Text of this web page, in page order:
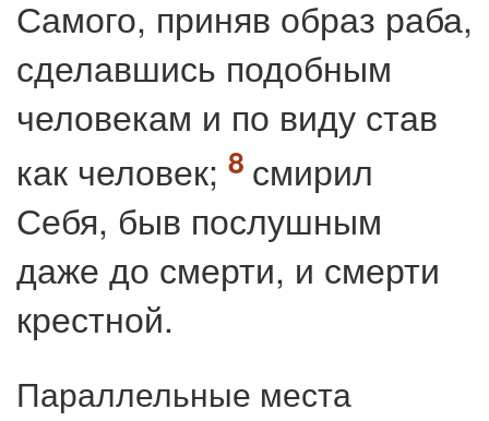
Самого, приняв образ раба,
сделавшись подобным
человекам и по виду став
как человек;
смирил
Себя, быв послушным
даже до смерти, и смерти
крестной.
Параллельные места